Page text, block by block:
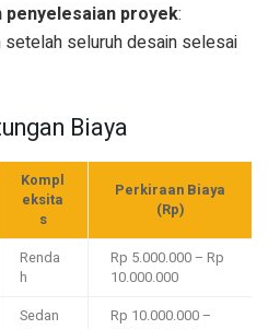
proyek:
setelah seluruh desain selesai
Biaya
Kompl
eksita
s
Perkiraan Biaya
(Rp)
Renda
h
Rp 5.000.000 – Rp
10.000.000
Sedan
Rp 10.000.000 –